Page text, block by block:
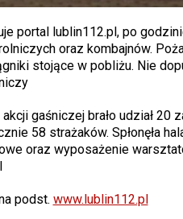
portal lublin112.pl, po
oraz kombajnów.
stojące w pobliżu. Nie
gaśniczej brało udział
58 strażaków. Spłonęła
oraz wyposażenie
podst. www.lublin112.pl